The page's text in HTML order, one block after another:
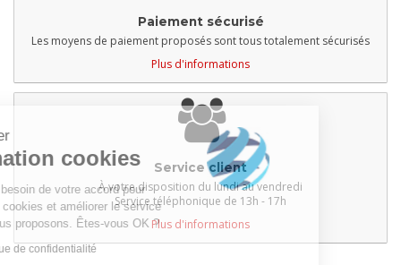
Paiement sécurisé
Les moyens de paiement proposés sont tous totalement sécurisés
Plus d'informations
Service client
À votre disposition du lundi au vendredi
Service téléphonique de 13h - 17h
Plus d'informations
Information cookies
Nous avons besoin de votre accord pour
déposer des cookies et améliorer le service
que nous vous proposons. Êtes-vous OK ?
Lire la politique de confidentialité